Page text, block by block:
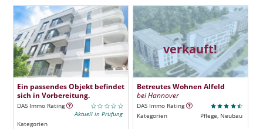
Ein passendes Objekt befindet
sich in Vorbereitung.
DAS Immo Rating
Aktuell in Prüfung
Kategorien
verkauft!
Betreutes Wohnen Alfeld
bei Hannover
DAS Immo Rating
Kategorien
Pflege, Neubau